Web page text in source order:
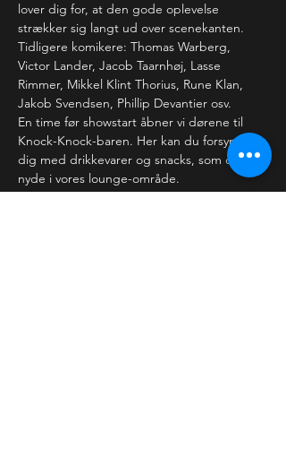
lover dig for, at den gode oplevelse
strækker sig langt ud over scenekanten.
Tidligere komikere: Thomas Warberg,
Victor Lander, Jacob Taarnhøj, Lasse
Rimmer, Mikkel Klint Thorius, Rune Klan,
Jakob Svendsen, Phillip Devantier osv.
En time før showstart åbner vi dørene til
Knock-Knock-baren. Her kan du forsyne
dig med drikkevarer og snacks, som du kan
nyde i vores lounge-område.
Dørene lukker 15 minutter før